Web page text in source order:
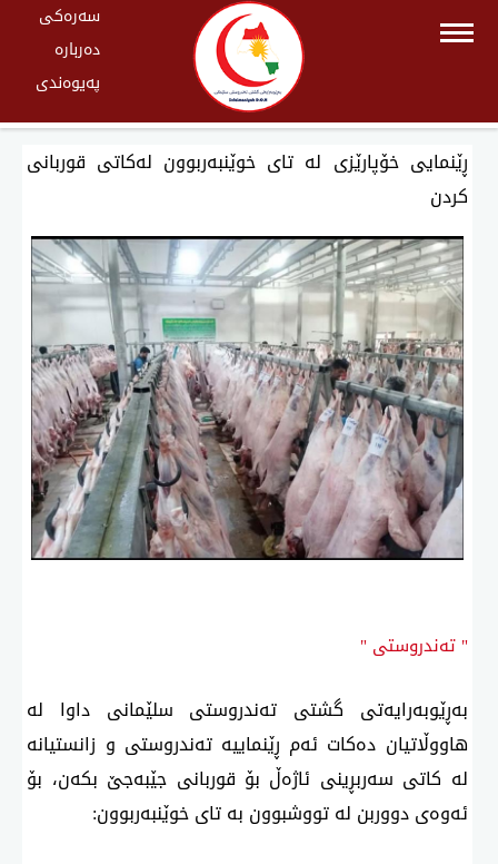
سەرەکی
دەربارە
پەیوەندی
ڕێنمایی خۆپارێزی لە تای خوێنبەربوون لەكاتی قوربانی
كردن
" تەندروستی "
بەڕێوبەرایەتی گشتی تەندروستی سلێمانی داوا لە
هاووڵاتیان دەكات ئەم ڕێنماییە تەندروستی و زانستیانە
لە كاتی سەربڕینی ئاژەڵ بۆ قوربانی جێبەجێ بكەن، بۆ
ئەوەی دووربن لە تووشبوون بە تای خوێنبەربوون: